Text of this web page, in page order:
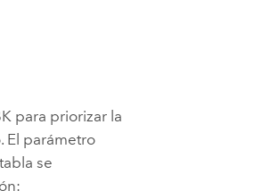
para priorizar la
El parámetro
se